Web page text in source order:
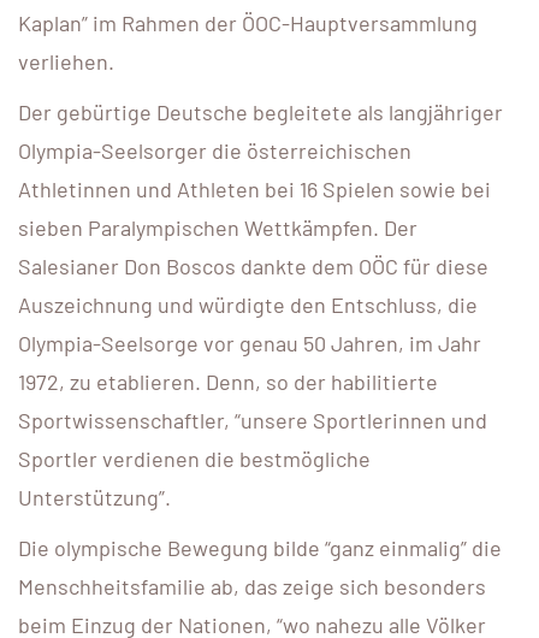
Kaplan” im Rahmen der ÖOC-Hauptversammlung
verliehen.
Der gebürtige Deutsche begleitete als langjähriger
Olympia-Seelsorger die österreichischen
Athletinnen und Athleten bei 16 Spielen sowie bei
sieben Paralympischen Wettkämpfen. Der
Salesianer Don Boscos dankte dem OÖC für diese
Auszeichnung und würdigte den Entschluss, die
Olympia-Seelsorge vor genau 50 Jahren, im Jahr
1972, zu etablieren. Denn, so der habilitierte
Sportwissenschaftler, “unsere Sportlerinnen und
Sportler verdienen die bestmögliche
Unterstützung”.
Die olympische Bewegung bilde “ganz einmalig” die
Menschheitsfamilie ab, das zeige sich besonders
beim Einzug der Nationen, “wo nahezu alle Völker